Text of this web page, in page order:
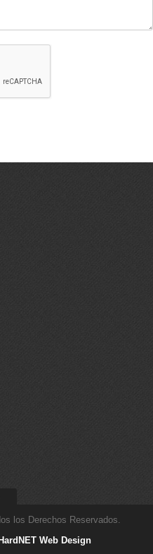
los Derechos Reservados.
HardNET Web Design